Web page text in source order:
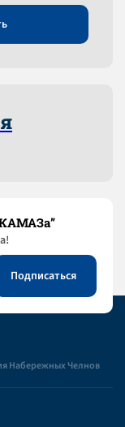
Набережных Челнов